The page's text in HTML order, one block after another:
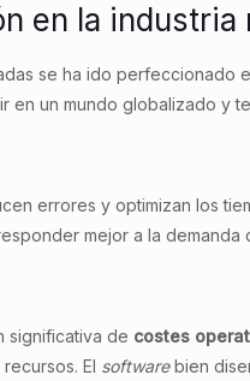
en la industria
se ha ido perfeccionado
en un mundo globalizado y
errores y optimizan los
mejor a la demanda
significativa de costes
El softwarebien